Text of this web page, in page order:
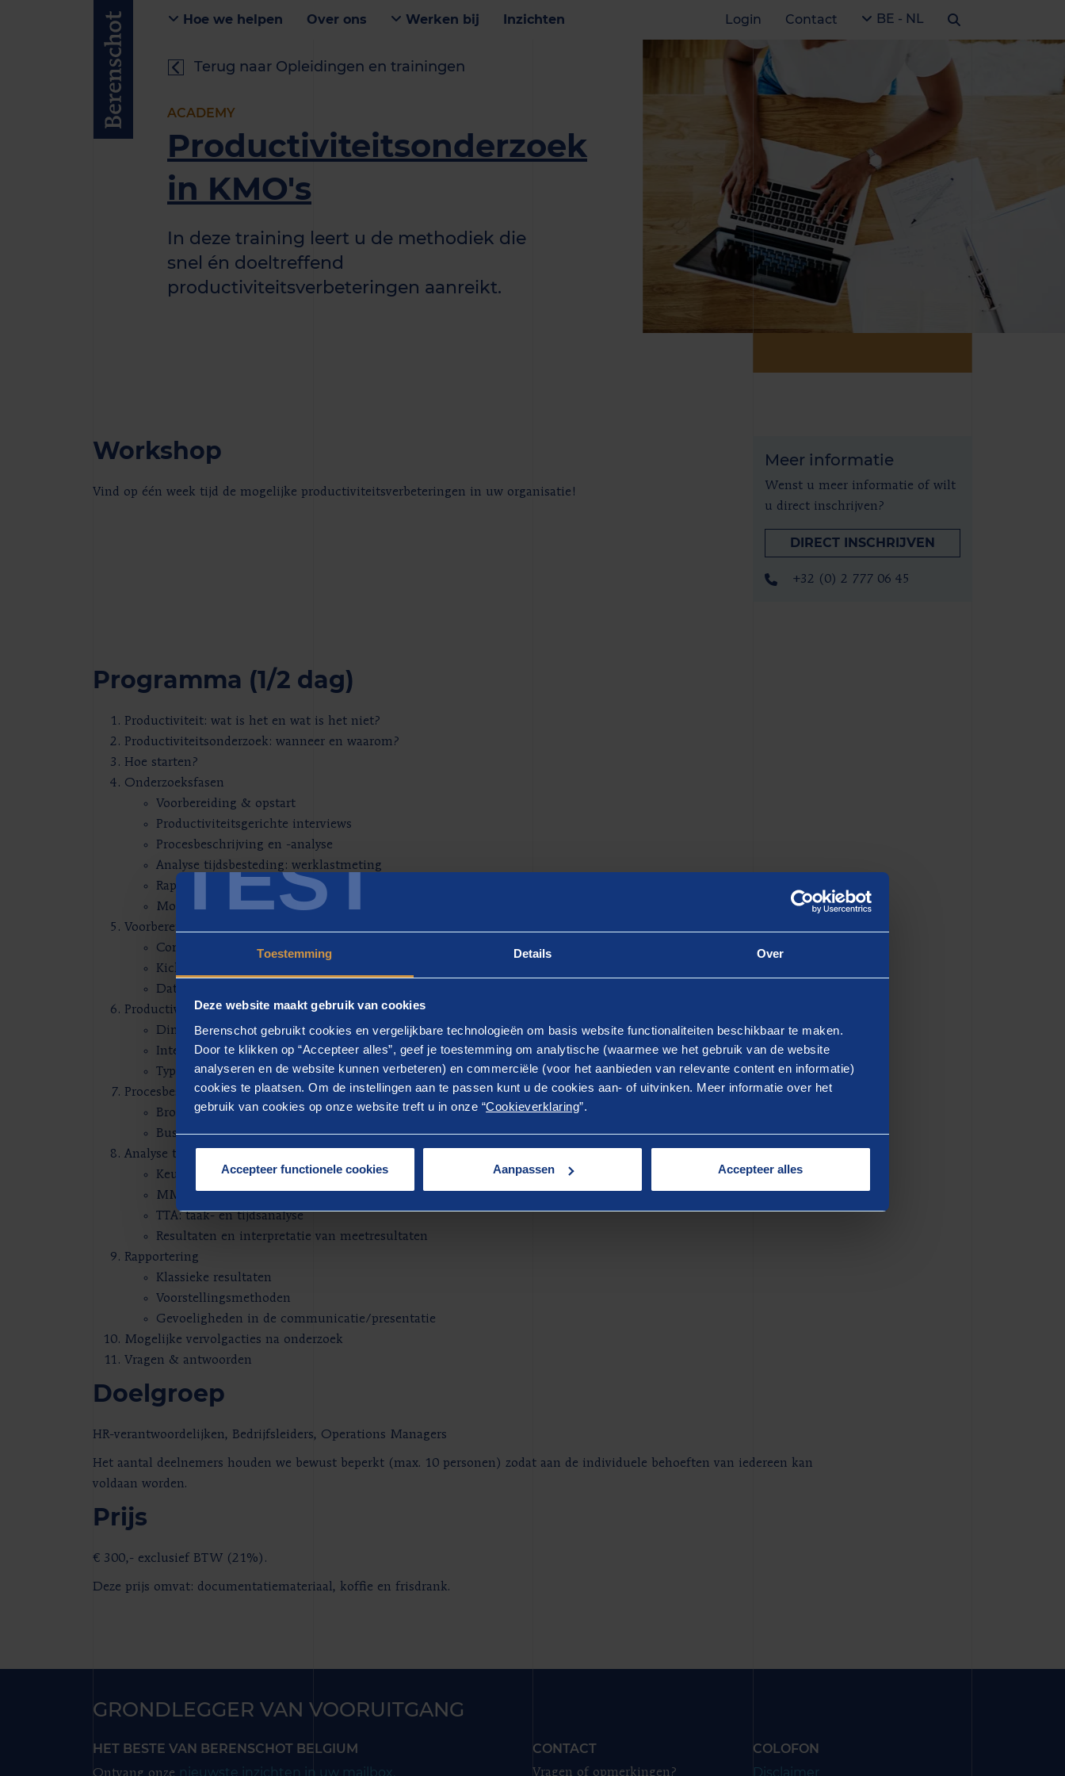
TEST
Toestemming Details Over
Deze website maakt gebruik van cookies
Berenschot gebruikt cookies en vergelijkbare technologieën om basis website functionaliteiten beschikbaar te maken.
Door te klikken op “Accepteer alles”, geef je toestemming om analytische (waarmee we het gebruik van de website
analyseren en de website kunnen verbeteren) en commerciële (voor het aanbieden van relevante content en informatie)
cookies te plaatsen. Om de instellingen aan te passen kunt u de cookies aan- of uitvinken. Meer informatie over het
gebruik van cookies op onze website treft u in onze “Cookieverklaring”.
Accepteer functionele cookies Aanpassen Accepteer alles
Hoe we helpen Over ons Werken bij Inzichten Login Contact BE - NL
Terug naar Opleidingen en trainingen
ACADEMY
Productiviteitsonderzoek
in KMO's
In deze training leert u de methodiek die
snel én doeltreffend
productiviteitsverbeteringen aanreikt.
Workshop
Vind op één week tijd de mogelijke productiviteitsverbeteringen in uw organisatie!
Meer informatie
Wenst u meer informatie of wilt
u direct inschrijven?
DIRECT INSCHRIJVEN
+32 (0) 2 777 06 45
Programma (1/2 dag)
Productiviteit: wat is het en wat is het niet?
Productiviteitsonderzoek: wanneer en waarom?
Hoe starten?
Onderzoeksfasen
Voorbereiding & opstart
Productiviteitsgerichte interviews
Procesbeschrijving en -analyse
Analyse tijdsbesteding: werklastmeting
Rapportering
Mogelijke vervolgacties na onderzoek
Voorbereiding & opstart
Communicatie
Kick-off met directie/management
Data- en documentenanalyse
Productiviteitsgerichte interviews
Dimensies van het interview
Interviewfasen
Type-vragen per dimensie
Procesbeschrijving en -analyse
Brown Paper-methode
Business Process Notation Modelling
Analyse tijdsbesteding: werklastmeting
Keuze van methode
MMO: multimomentopnamemethode
TTA: taak- en tijdsanalyse
Resultaten en interpretatie van meetresultaten
Rapportering
Klassieke resultaten
Voorstellingsmethoden
Gevoeligheden in de communicatie/presentatie
Mogelijke vervolgacties na onderzoek
Vragen & antwoorden
Doelgroep
HR-verantwoordelijken, Bedrijfsleiders, Operations Managers
Het aantal deelnemers houden we bewust beperkt (max. 10 personen) zodat aan de individuele behoeften van iedereen kan
voldaan worden.
Prijs
€ 300,- exclusief BTW (21%).
Deze prijs omvat: documentatiemateriaal, koffie en frisdrank.
GRONDLEGGER VAN VOORUITGANG
HET BESTE VAN BERENSCHOT BELGIUM
nieuwste inzichten in uw mailbox.
CONTACT
Vragen of opmerkingen?
COLOFON
Disclaimer